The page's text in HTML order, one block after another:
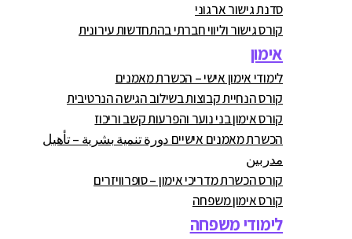
סדנת גישור ארגוני
קורס גישור וליווי חברתי בהתחדשות עירונית
אימון
לימודי אימון אישי – הכשרת מאמנים
קורס הנחיית קבוצות בשילוב הגישה הנרטיבית
קורס אימון בני נוער והפרעות קשב וריכוז
הכשרת מאמנים אישיים دورة تنمية بشرية – تأهيل
مدربين
קורס הכשרת מדריכי אימון – סופרוויזרים
קורס אימון משפחה
לימודי משפחה